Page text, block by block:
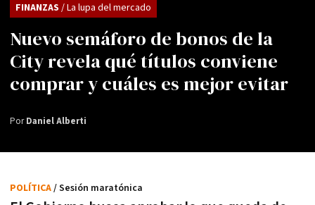
Nuevo semáforo de bonos de la
City revela qué títulos conviene
comprar y cuáles es mejor evitar
FINANZAS / La lupa del mercado
PorDaniel Alberti
POLÍTICA/ Sesión maratónica